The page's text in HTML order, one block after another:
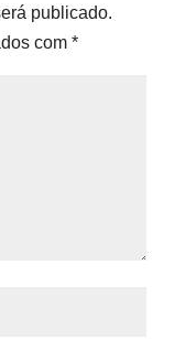
publicado.
com *